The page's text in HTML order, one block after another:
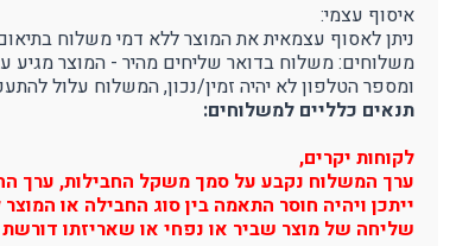
איסוף עצמי:
ניתן לאסוף עצמאית את המוצר ללא דמי משלוח בתיאום מראש בימים א'-ה' בין השעות 9:00-16:00
משלוחים: משלוח בדואר שליחים מהיר - המוצר מגיע עם שליח עד לבית הלקוח, 3-
ומספר הטלפון לא יהיה זמין/נכון, המשלוח עלול
תנאים כלליים למשלוחים:
לקוחות יקרים,
ערך המשלוח נקבע על סמך משקל החבילות, ערך
ייתכן ויהיה חוסר התאמה בין סוג החבילה או
שליחה של מוצר שביר או נפחי או שאריזתו